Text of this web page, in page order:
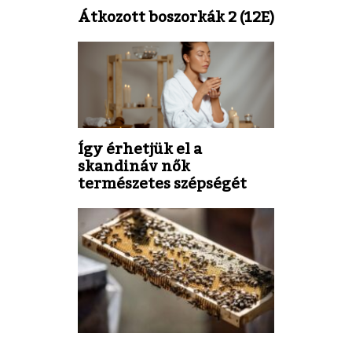
Átkozott boszorkák 2 (12E)
Így érhetjük el a
skandináv nők
természetes szépségét